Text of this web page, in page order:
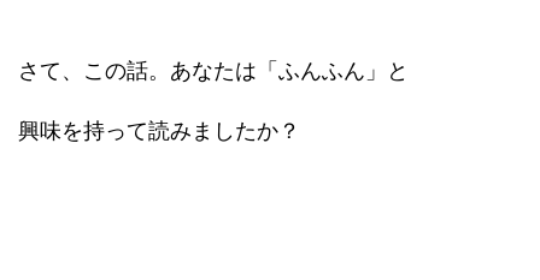
さて、この話。あなたは「ふんふん」と
興味を持って読みましたか？